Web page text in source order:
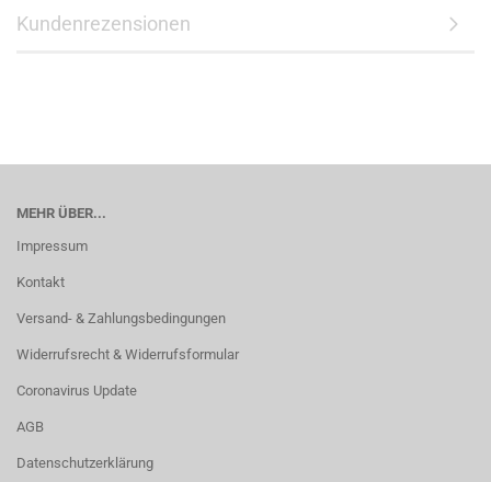
Kundenrezensionen
MEHR ÜBER...
Impressum
Kontakt
Versand- & Zahlungsbedingungen
Widerrufsrecht & Widerrufsformular
Coronavirus Update
AGB
Datenschutzerklärung